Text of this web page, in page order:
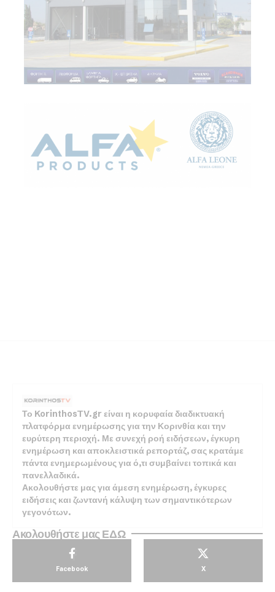
Το KorinthosTV.gr είναι η κορυφαία διαδικτυακή
πλατφόρμα ενημέρωσης για την Κορινθία και την
ευρύτερη περιοχή. Με συνεχή ροή ειδήσεων, έγκυρη
ενημέρωση και αποκλειστικά ρεπορτάζ, σας κρατάμε
πάντα ενημερωμένους για ό,τι συμβαίνει τοπικά και
πανελλαδικά.
Ακολουθήστε μας για άμεση ενημέρωση, έγκυρες
ειδήσεις και ζωντανή κάλυψη των σημαντικότερων
γεγονότων.
Ακολουθήστε μας ΕΔΩ
Facebook X